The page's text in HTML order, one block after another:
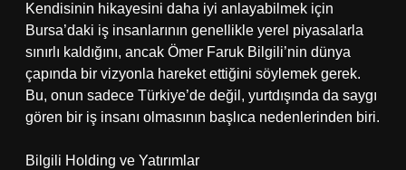
Kendisinin hikayesini daha iyi anlayabilmek için
Bursa’daki iş insanlarının genellikle yerel piyasalarla
sınırlı kaldığını, ancak Ömer Faruk Bilgili’nin dünya
çapında bir vizyonla hareket ettiğini söylemek gerek.
Bu, onun sadece Türkiye’de değil, yurtdışında da saygı
gören bir iş insanı olmasının başlıca nedenlerinden biri.
Bilgili Holding ve Yatırımlar